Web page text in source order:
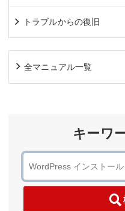
トラブルからの復旧
全マニュアル一覧
キーワ